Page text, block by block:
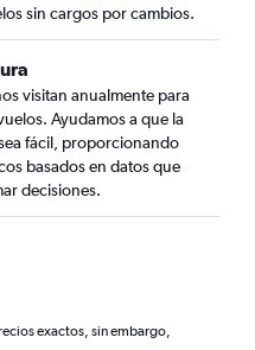
sin cargos por cambios.
visitan anualmente para
Ayudamos a que la
fácil, proporcionando
basados en datos que
decisiones.
exactos, sin embargo,